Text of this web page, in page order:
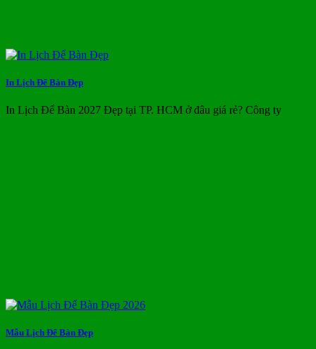
In Lịch Để Bàn Đẹp
In Lịch Để Bàn 2027 Đẹp tại TP. HCM ở đâu giá rẻ? Công ty
Mẫu Lịch Để Bàn Đẹp